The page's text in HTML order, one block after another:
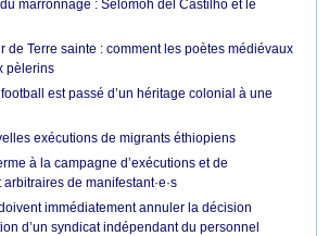
marronnage : Selomoh del Castilho et le
de Terre sainte : comment les poètes médiévaux
pèlerins
est passé d’un héritage colonial à une
exécutions de migrants éthiopiens
à la campagne d’exécutions et de
de manifestant·e·s
immédiatement annuler la décision
d’un syndicat indépendant du personnel